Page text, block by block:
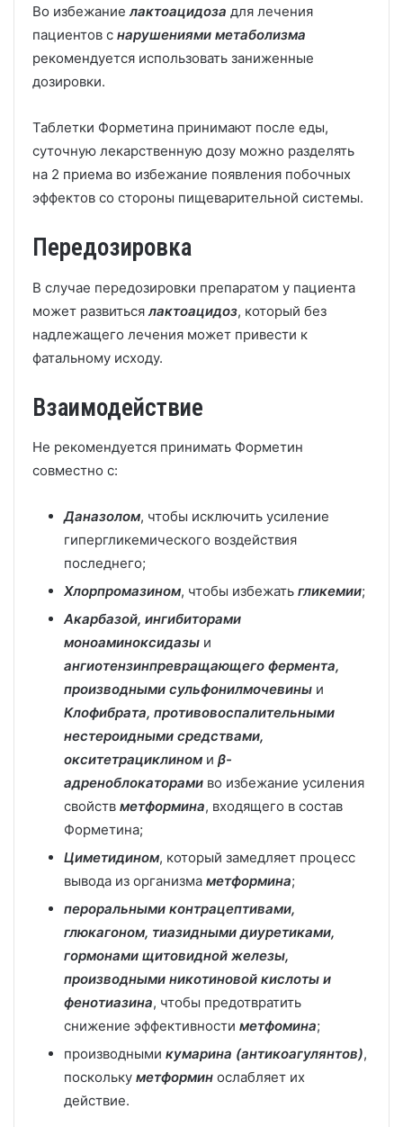
Во избежаниелактоацидоза для лечения
пациентов с нарушениями метаболизма
рекомендуется использовать заниженные
дозировки.
Таблетки Форметина принимают после еды,
суточную лекарственную дозу можно разделять
на 2 приема во избежание появления побочных
эффектов со стороны пищеварительной системы.
Передозировка
В случае передозировки препаратом у пациента
может развиться лактоацидоз, который без
надлежащего лечения может привести к
фатальному исходу.
Взаимодействие
Не рекомендуется принимать Форметин
совместно с:
Даназолом, чтобы исключить усиление
гипергликемического воздействия
последнего;
Хлорпромазином, чтобы избежать гликемии;
Акарбазой, ингибиторами
моноаминоксидазы и
ангиотензинпревращающего фермента,
производными сульфонилмочевины и
Клофибрата, противовоспалительными
нестероидными средствами,
окситетрациклином и β-
адреноблокаторами во избежание усиления
свойств метформина, входящего в состав
Форметина;
Циметидином, который замедляет процесс
вывода из организма метформина;
пероральными контрацептивами,
глюкагоном, тиазидными диуретиками,
гормонами щитовидной железы,
производными никотиновой кислоты и
фенотиазина, чтобы предотвратить
снижение эффективности метфомина;
производными кумарина (антикоагулянтов),
поскольку метформин ослабляет их
действие.